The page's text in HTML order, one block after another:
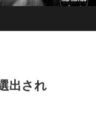
チャ
介
出され